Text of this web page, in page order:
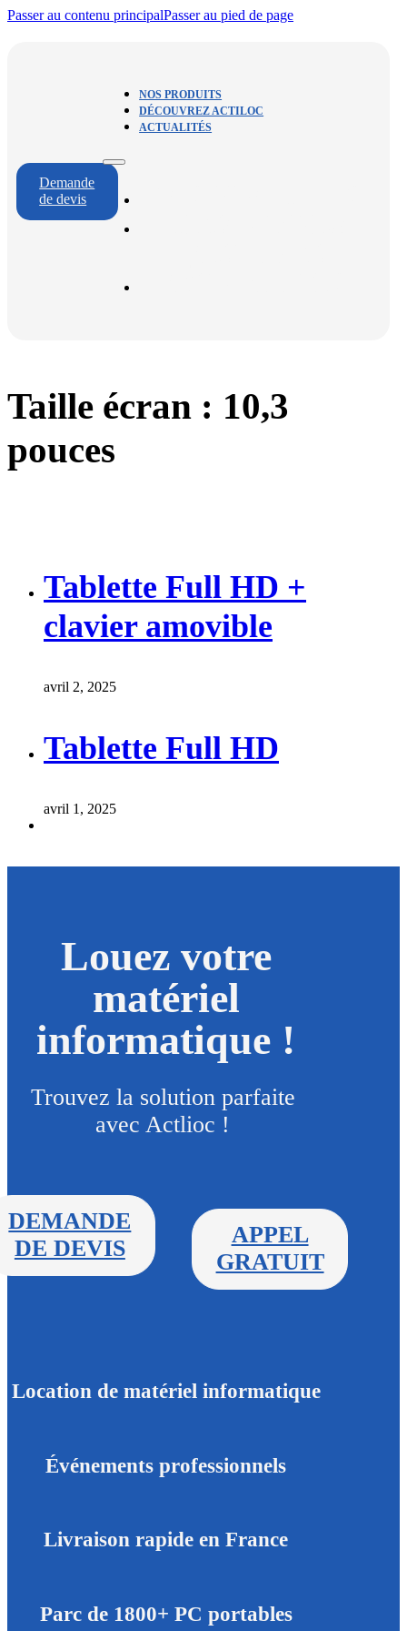
Passer au contenu principalPasser au pied de page
NOS PRODUITS
DÉCOUVREZ ACTILOC
ACTUALITÉS
Demande
de devis
Taille écran : 10,3
pouces
Tablette Full HD +
clavier amovible
avril 2, 2025
Tablette Full HD
avril 1, 2025
Louez votre
matériel
informatique !
Trouvez la solution parfaite
avec Actlioc !
DEMANDE
DE DEVIS
APPEL
GRATUIT
Location de matériel informatique
Événements professionnels
Livraison rapide en France
Parc de 1800+ PC portables